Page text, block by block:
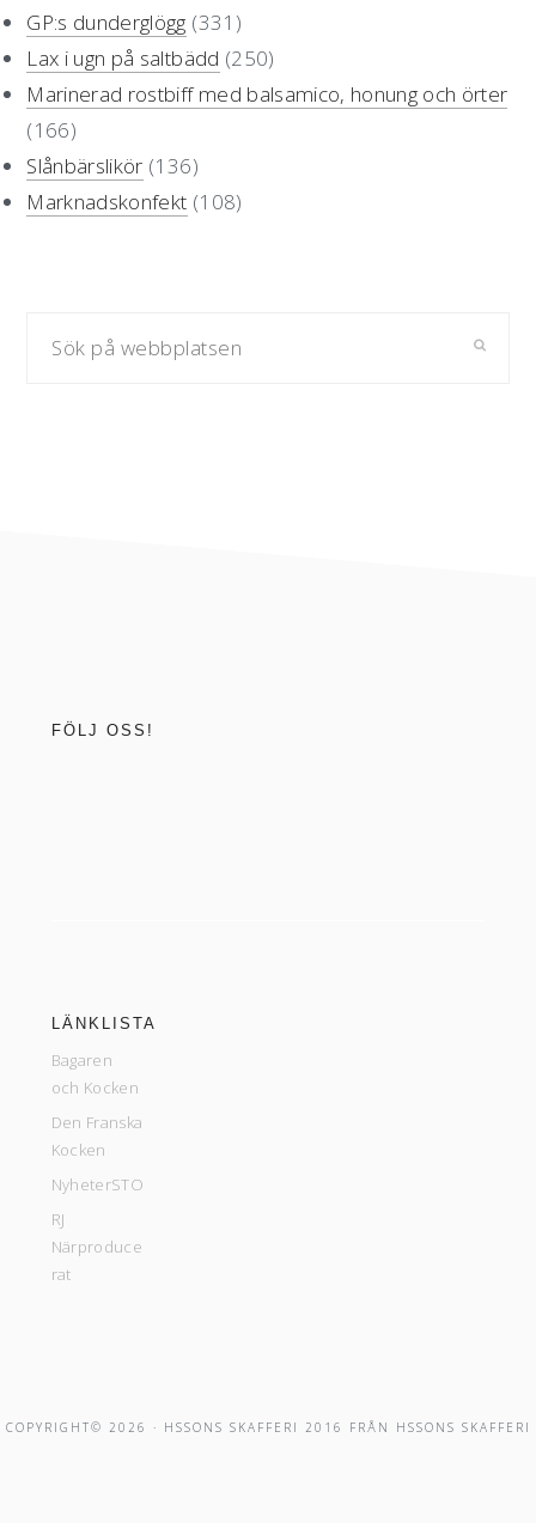
sidofält
GP:s dunderglögg (331)
Lax i ugn på saltbädd (250)
Marinerad rostbiff med balsamico, honung och örter
(166)
Slånbärslikör (136)
Marknadskonfekt (108)
FÖLJ OSS!
LÄNKLISTA
Bagaren
och Kocken
Den Franska
Kocken
NyheterSTO
RJ
Närproduce
rat
COPYRIGHT© 2026 · HSSONS SKAFFERI 2016 FRÅN HSSONS SKAFFERI